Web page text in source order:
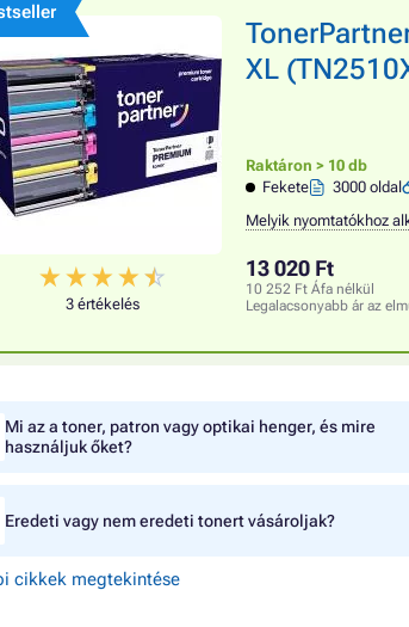
3 értékelés
XL
Raktáron > 10 db
Fekete
3000 oldal
Melyik nyomtatókhoz
13 020 Ft
10 252 Ft Áfa nélkül
Legalacsonyabb ár az
Mi az a toner, patron vagy optikai henger, és mire
használjuk őket?
Eredeti vagy nem eredeti tonert vásároljak?
cikkek megtekintése